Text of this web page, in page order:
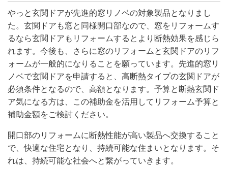
やっと玄関ドアが先進的窓リノベの対象製品となりまし
た。玄関ドアも窓と同様開口部なので、窓をリフォームす
るなら玄関ドアもリフォームするとより断熱効果を感じら
れます。今後も、さらに窓のリフォームと玄関ドアのリフ
ォームが一般的になりることを願っています。先進的窓リ
ノベで玄関ドアを申請すると、高断熱タイプの玄関ドアが
必須条件となるので、高額となります。予算と断熱玄関ド
ア気になる方は、この補助金を活用してリフォーム予算と
補助金額をご検討ください。
開口部のリフォームに断熱性能が高い製品へ交換すること
で、快適な住宅となり、持続可能な住まいとなります。そ
れは、持続可能な社会へと繋がっていきます。